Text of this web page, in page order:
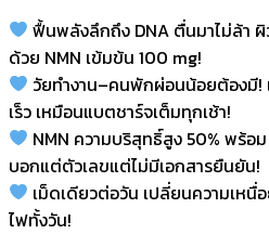
ฟื้นพลังลึกถึง DNA ตื่นมาไม่ล้า
ด้วย NMN เข้มข้น 100 mg!
วัยทำงาน–คนพักผ่อนน้อยต้องมี!
เร็ว เหมือนแบตชาร์จเต็มทุกเช้า!
NMN ความบริสุทธิ์สูง 50% พร้
บอกแต่ตัวเลขแต่ไม่มีเอกสารยืนยัน!
เม็ดเดียวต่อวัน เปลี่ยนความเหนื่
ไฟทั้งวัน!